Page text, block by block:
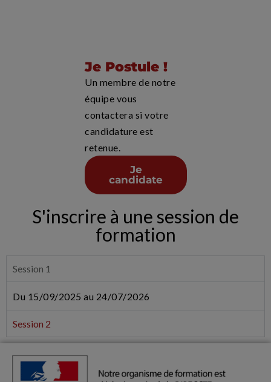
Je Postule !
Un membre de notre
équipe vous
contactera si votre
candidature est
retenue.
Je
candidate
S'inscrire à une session de
formation
Session 1
Du 15/09/2025 au 24/07/2026
Session 2